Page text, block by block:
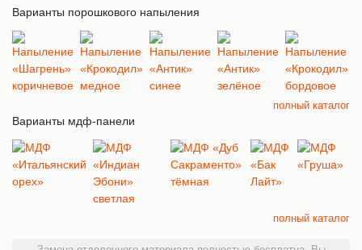
Варианты порошкового напыления
полный каталог
Варианты мдф-панели
полный каталог